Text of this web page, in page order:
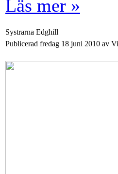
Läs mer »
Systrarna Edghill
Publicerad fredag 18 juni 2010 av